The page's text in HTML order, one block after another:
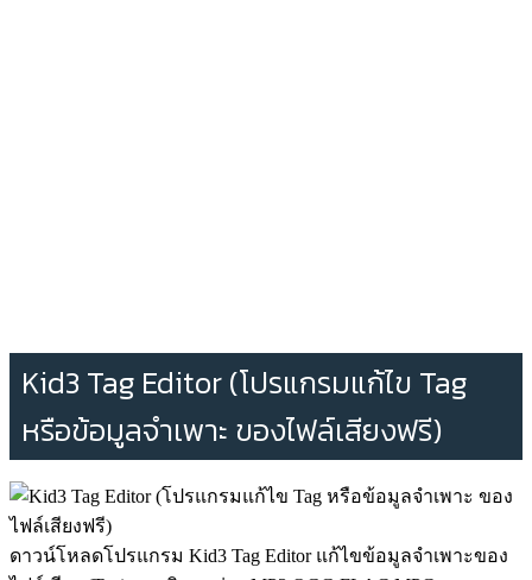
Kid3 Tag Editor (โปรแกรมแก้ไข Tag
หรือข้อมูลจำเพาะ ของไฟล์เสียงฟรี)
ดาวน์โหลดโปรแกรม Kid3 Tag Editor แก้ไขข้อมูลจำเพาะของ